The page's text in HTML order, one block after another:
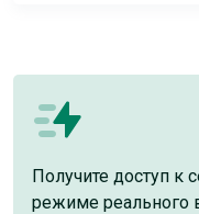
Получите доступ к
режиме реального